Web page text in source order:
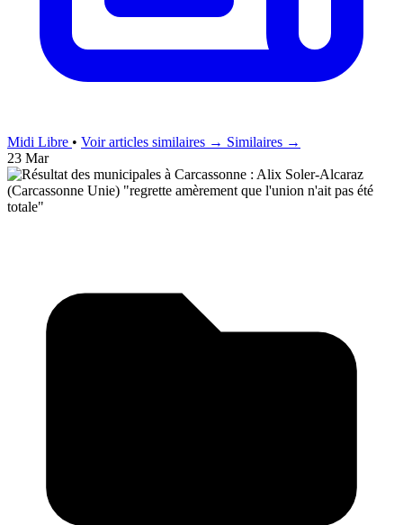
Midi Libre • Voir articles similaires → Similaires →
23 Mar